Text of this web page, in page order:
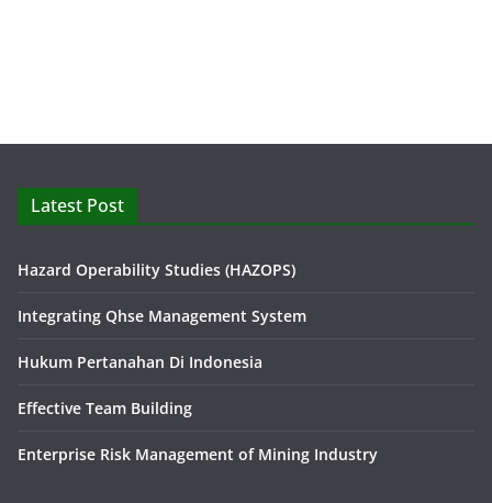
Latest Post
Hazard Operability Studies (HAZOPS)
Integrating Qhse Management System
Hukum Pertanahan Di Indonesia
Effective Team Building
Enterprise Risk Management of Mining Industry